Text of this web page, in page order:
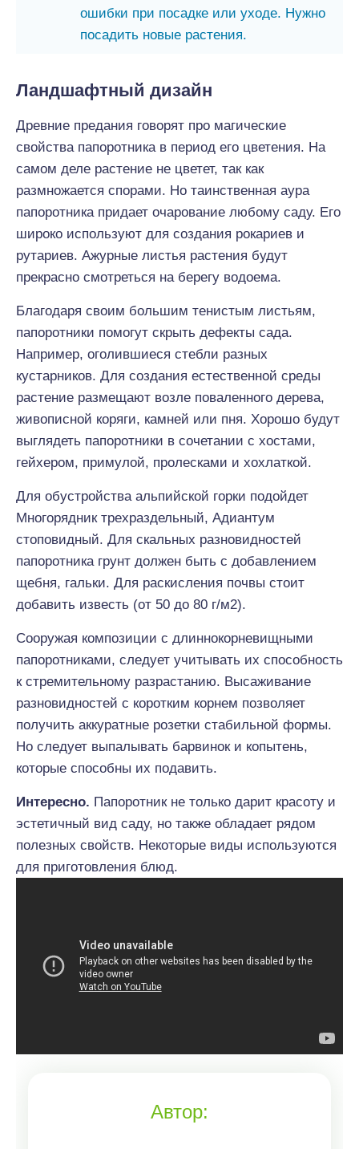
ошибки при посадке или уходе. Нужно
посадить новые растения.
Ландшафтный дизайн
Древние предания говорят про магические
свойства папоротника в период его цветения. На
самом деле растение не цветет, так как
размножается спорами. Но таинственная аура
папоротника придает очарование любому саду. Его
широко используют для создания рокариев и
рутариев. Ажурные листья растения будут
прекрасно смотреться на берегу водоема.
Благодаря своим большим тенистым листьям,
папоротники помогут скрыть дефекты сада.
Например, оголившиеся стебли разных
кустарников. Для создания естественной среды
растение размещают возле поваленного дерева,
живописной коряги, камней или пня. Хорошо будут
выглядеть папоротники в сочетании с хостами,
гейхером, примулой, пролесками и хохлаткой.
Для обустройства альпийской горки подойдет
Многорядник трехраздельный, Адиантум
стоповидный. Для скальных разновидностей
папоротника грунт должен быть с добавлением
щебня, гальки. Для раскисления почвы стоит
добавить известь (от 50 до 80 г/м2).
Сооружая композиции с длиннокорневищными
папоротниками, следует учитывать их способность
к стремительному разрастанию. Высаживание
разновидностей с коротким корнем позволяет
получить аккуратные розетки стабильной формы.
Но следует выпалывать барвинок и копытень,
которые способны их подавить.
Интересно. Папоротник не только дарит красоту и
эстетичный вид саду, но также обладает рядом
полезных свойств. Некоторые виды используются
для приготовления блюд.
Автор: